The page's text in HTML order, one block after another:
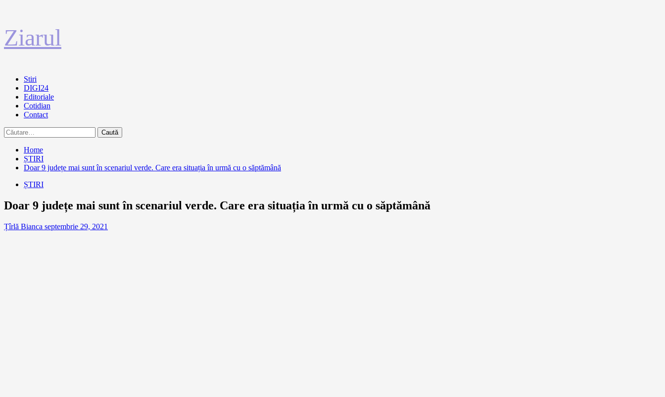
la
conținut
Ziarul
Primary
Menu
Stiri
DIGI24
Editoriale
Cotidian
Contact
Caută
după:
Home
ȘTIRI
Doar 9 județe mai sunt în scenariul verde. Care era situația în urmă cu o săptămână
ȘTIRI
Doar 9 județe mai sunt în scenariul verde. Care era situația în urmă cu o săptămână
Țîrlă Bianca septembrie 29, 2021